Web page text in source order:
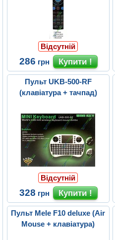
Відсутній
286 грн
Пульт UKB-500-RF
(клавіатура + тачпад)
Відсутній
328 грн
Пульт Mele F10 deluxe (Air
Mouse + клавіатура)